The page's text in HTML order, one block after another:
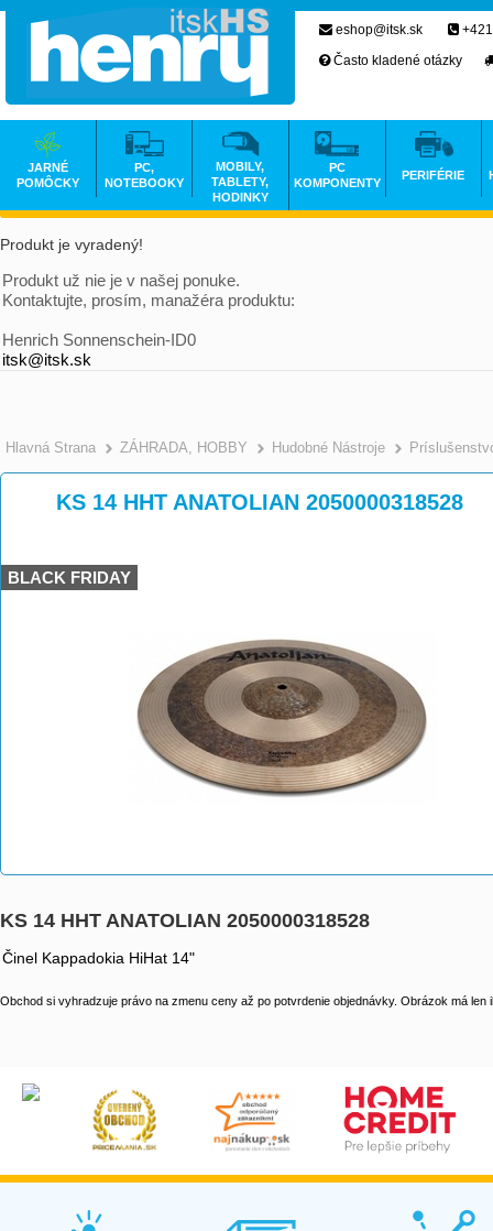
Produkt je vyradený!
Produkt už nie je v našej ponuke.
Kontaktujte, prosím, manažéra produktu:
Henrich Sonnenschein-ID0
itsk@itsk.sk
Hlavná Strana >
ZÁHRADA, HOBBY >
Hudobné Nástroje
KS 14 HHT ANATOLIAN 2050000318528
BLACK FRIDAY
KS 14 HHT ANATOLIAN 2050000318528
Činel Kappadokia HiHat 14"
Obchod si vyhradzuje právo na zmenu ceny až po potvrdenie objednávky. Obrázok má len
eshop@itsk.sk
Často kladené otázky
JARNÉ
POMÔCKY
PC,
NOTEBOOKY
MOBILY,
TABLETY,
HODINKY
PC
KOMPONENTY
PERIFÉRIE